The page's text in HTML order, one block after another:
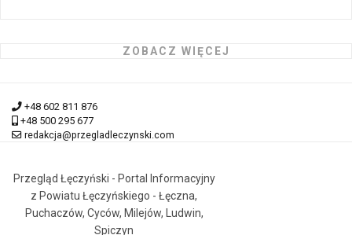
ZOBACZ WIĘCEJ
+48 602 811 876
+48 500 295 677
redakcja@przegladleczynski.com
Przegląd Łęczyński - Portal Informacyjny
z Powiatu Łęczyńskiego - Łęczna,
Puchaczów, Cyców, Milejów, Ludwin,
Spiczyn